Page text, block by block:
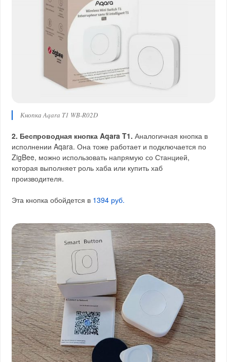
Кнопка Aqara T1 WB-R02D
2. Беспроводная кнопка Aqara T1. Аналогичная кнопка в
исполнении Aqara. Она тоже работает и подключается по
ZigBee, можно использовать напрямую со Станцией,
которая выполняет роль хаба или купить хаб
производителя.
Эта кнопка обойдется в 1394 руб.